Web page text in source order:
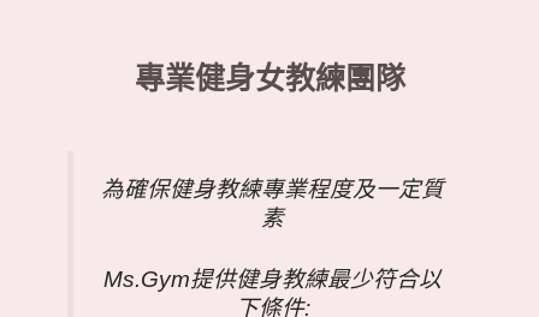
專業健身女教練團隊
為確保健身教練專業程度及一定質
素
Ms.Gym提供健身教練最少符合以
下條件: